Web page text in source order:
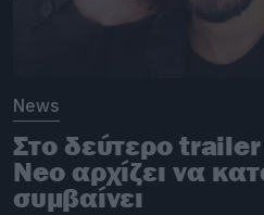
News
Στο δεύτερο
Neo αρχίζει να
συμβαίνει